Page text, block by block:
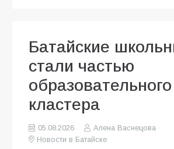
Батайские
стали частью
образовательного
кластера
05.08.2026
Алена Васнецова
Новости в Батайске